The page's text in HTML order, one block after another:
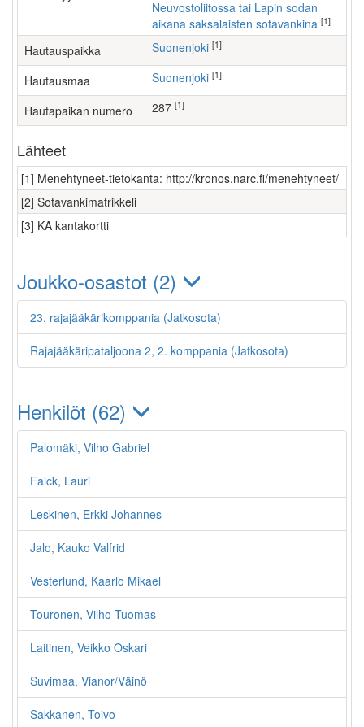
Neuvostoliitossa tai Lapin sodan
aikana saksalaisten sotavankina [1]
Hautauspaikka Suonenjoki [1]
Hautausmaa Suonenjoki [1]
Hautapaikan numero 287 [1]
Lähteet
[1] Menehtyneet-tietokanta: http://kronos.narc.fi/menehtyneet/
[2] Sotavankimatrikkeli
[3] KA kantakortti
Joukko-osastot (2)
23. rajajääkärikomppania (Jatkosota)
Rajajääkäripataljoona 2, 2. komppania (Jatkosota)
Henkilöt (62)
Palomäki, Vilho Gabriel
Falck, Lauri
Leskinen, Erkki Johannes
Jalo, Kauko Valfrid
Vesterlund, Kaarlo Mikael
Touronen, Vilho Tuomas
Laitinen, Veikko Oskari
Suvimaa, Vianor/Väinö
Sakkanen, Toivo